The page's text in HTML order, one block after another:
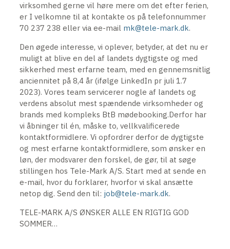
virksomhed gerne vil høre mere om det efter ferien,
er I velkomne til at kontakte os på telefonnummer
70 237 238 eller via ee-mail mk@tele-mark.dk.
Den øgede interesse, vi oplever, betyder, at det nu er
muligt at blive en del af landets dygtigste og med
sikkerhed mest erfarne team, med en gennemsnitlig
anciennitet på 8,4 år (ifølge LinkedIn pr juli 1.7
2023). Vores team servicerer nogle af landets og
verdens absolut mest spændende virksomheder og
brands med kompleks BtB mødebooking.Derfor har
vi åbninger til én, måske to, vellkvalificerede
kontaktformidlere. Vi opfordrer derfor de dygtigste
og mest erfarne kontaktformidlere, som ønsker en
løn, der modsvarer den forskel, de gør, til at søge
stillingen hos Tele-Mark A/S. Start med at sende en
e-mail, hvor du forklarer, hvorfor vi skal ansætte
netop dig. Send den til: job@tele-mark.dk.
TELE-MARK A/S ØNSKER ALLE EN RIGTIG GOD
SOMMER…